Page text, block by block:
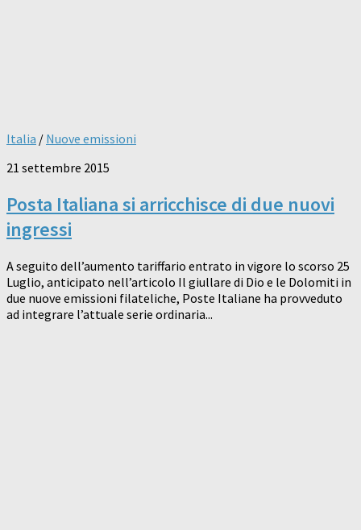
Italia / Nuove emissioni
21 settembre 2015
Posta Italiana si arricchisce di due nuovi
ingressi
A seguito dell’aumento tariffario entrato in vigore lo scorso 25
Luglio, anticipato nell’articolo Il giullare di Dio e le Dolomiti in
due nuove emissioni filateliche, Poste Italiane ha provveduto
ad integrare l’attuale serie ordinaria...